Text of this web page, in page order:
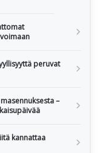
peruvat
–
kannattaa